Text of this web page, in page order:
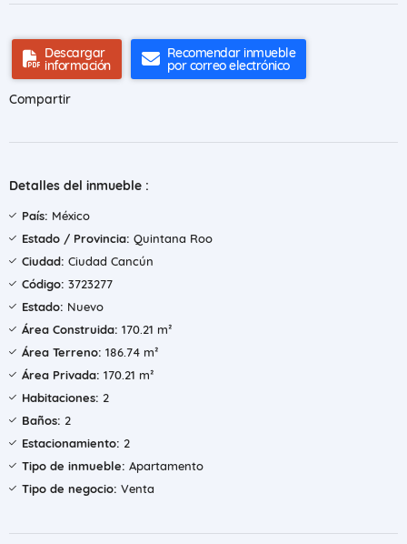
Descargar
información
Recomendar inmueble
por correo electrónico
Compartir
Detalles del inmueble :
País: México
Estado / Provincia: Quintana Roo
Ciudad: Ciudad Cancún
Código: 3723277
Estado: Nuevo
Área Construida: 170.21 m²
Área Terreno: 186.74 m²
Área Privada: 170.21 m²
Habitaciones: 2
Baños: 2
Estacionamiento: 2
Tipo de inmueble: Apartamento
Tipo de negocio: Venta